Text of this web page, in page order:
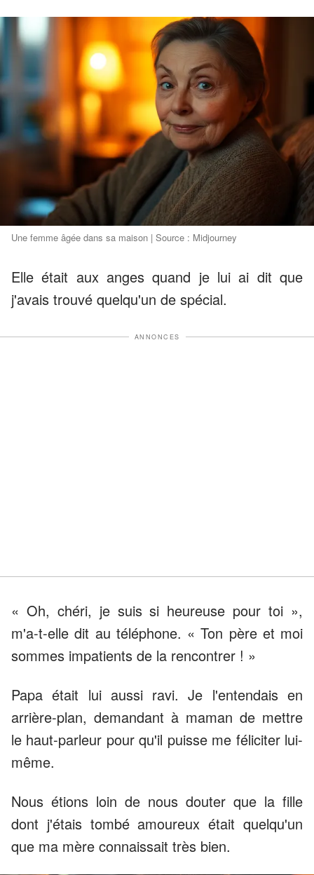
Une femme âgée dans sa maison | Source : Midjourney
Elle était aux anges quand je lui ai dit que
j'avais trouvé quelqu'un de spécial.
ANNONCES
« Oh, chéri, je suis si heureuse pour toi »,
m'a-t-elle dit au téléphone. « Ton père et moi
sommes impatients de la rencontrer ! »
Papa était lui aussi ravi. Je l'entendais en
arrière-plan, demandant à maman de mettre
le haut-parleur pour qu'il puisse me féliciter lui-
même.
Nous étions loin de nous douter que la fille
dont j'étais tombé amoureux était quelqu'un
que ma mère connaissait très bien.